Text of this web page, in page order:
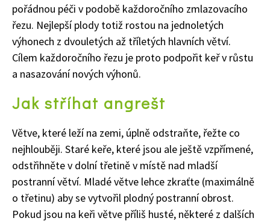
pořádnou péči v podobě každoročního zmlazovacího
řezu. Nejlepší plody totiž rostou na jednoletých
výhonech z dvouletých až tříletých hlavních větví.
Cílem každoročního řezu je proto podpořit keř v růstu
a nasazování nových výhonů.
Jak stříhat angrešt
Větve, které leží na zemi, úplně odstraňte, řežte co
nejhlouběji. Staré keře, které jsou ale ještě vzpřímené,
odstřihněte v dolní třetině v místě nad mladší
postranní větví. Mladé větve lehce zkraťte (maximálně
o třetinu) aby se vytvořil plodný postranní obrost.
Pokud jsou na keři větve příliš husté, některé z dalších